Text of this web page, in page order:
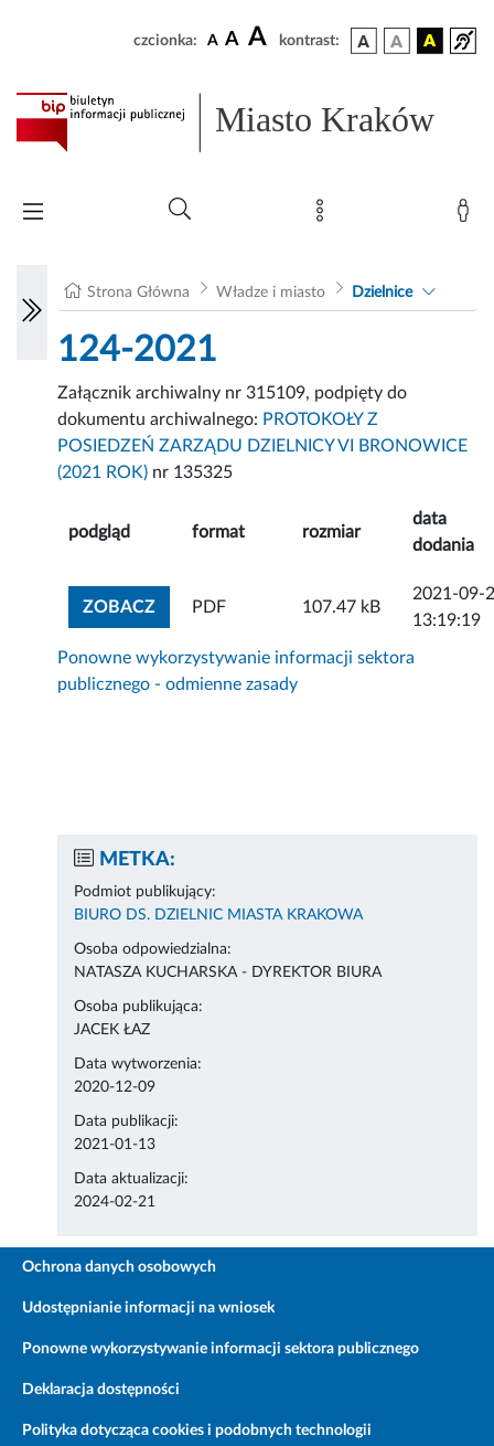
czcionka: A A A kontrast:
Miasto Kraków
Strona Główna Władze i miasto Dzielnice
124-2021
Załącznik archiwalny nr 315109, podpięty do
dokumentu archiwalnego: PROTOKOŁY Z
POSIEDZEŃ ZARZĄDU DZIELNICY VI BRONOWICE
(2021 ROK) nr 135325
podgląd format rozmiar
data
dodania
ZOBACZZOBACZ ZAŁĄCZNIK
PDF 107.47 kB
2021-09-
13:19:19
Ponowne wykorzystywanie informacji sektora
publicznego - odmienne zasady
METKA:
Podmiot publikujący:
BIURO DS. DZIELNIC MIASTA KRAKOWA
Osoba odpowiedzialna:
NATASZA KUCHARSKA - DYREKTOR BIURA
Osoba publikująca:
JACEK ŁAZ
Data wytworzenia:
2020-12-09
Data publikacji:
2021-01-13
Data aktualizacji:
2024-02-21
Ochrona danych osobowych
Udostępnianie informacji na wniosek
Ponowne wykorzystywanie informacji sektora publicznego
Deklaracja dostępności
Polityka dotycząca cookies i podobnych technologii